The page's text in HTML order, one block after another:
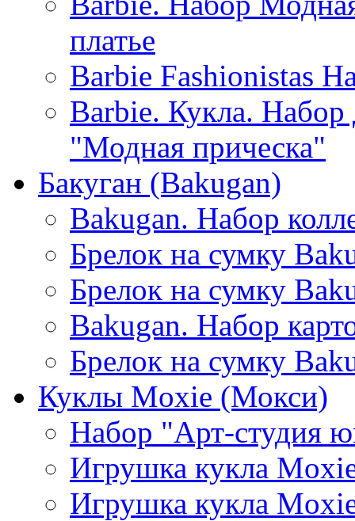
платье
Barbie Fashionistas
Barbie. Кукла. Набор
"Модная прическа"
Бакуган (Bakugan)
Bakugan. Набор
Брелок на сумку
Брелок на сумку
Bakugan. Набор
Брелок на сумку
Куклы Moxie (Мокси)
Набор "Арт-студия
Игрушка кукла
Игрушка кукла